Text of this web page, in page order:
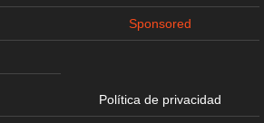
Sponsored
Política de privacidad